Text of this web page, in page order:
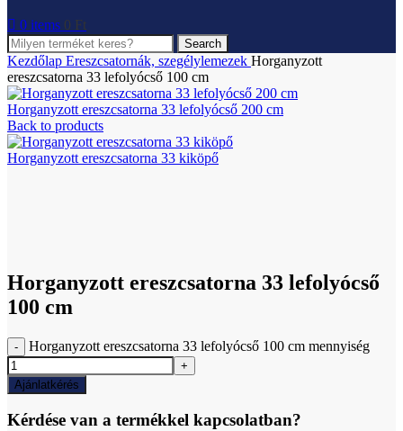
0 items 0 Ft
Search
Kezdőlap Ereszcsatornák, szegélylemezek Horganyzott
ereszcsatorna 33 lefolyócső 100 cm
Horganyzott ereszcsatorna 33 lefolyócső 200 cm
Back to products
Horganyzott ereszcsatorna 33 kiköpő
Horganyzott ereszcsatorna 33 lefolyócső
100 cm
Horganyzott ereszcsatorna 33 lefolyócső 100 cm mennyiség
Ajánlatkérés
Kérdése van a termékkel kapcsolatban?